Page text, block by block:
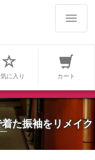
に入り カート
た振袖をリメイク